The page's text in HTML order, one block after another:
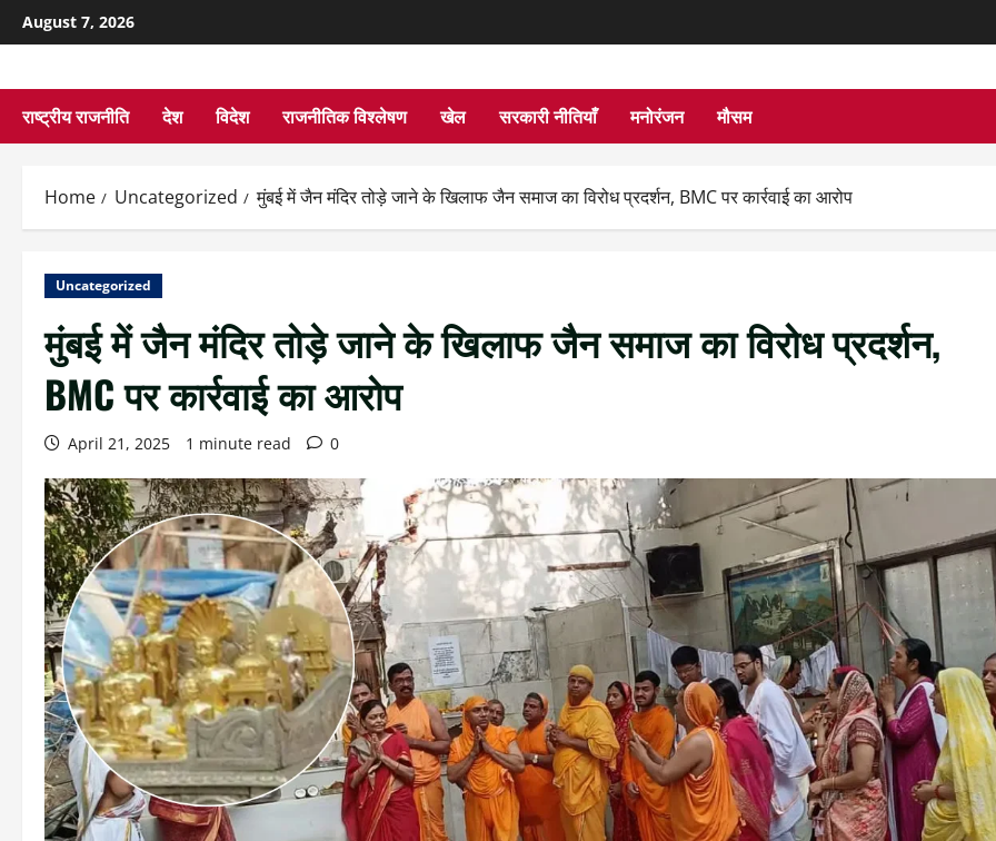
August 7, 2026
राष्ट्रीय राजनीति देश विदेश राजनीतिक विश्लेषण खेल सरकारी नीतियाँ मनोरंजन मौसम
Home Uncategorized मुंबई में जैन मंदिर तोड़े जाने के खिलाफ जैन समाज का विरोध प्रदर्शन, BMC पर कार्रवाई का आरोप
Uncategorized
मुंबई में जैन मंदिर तोड़े जाने के खिलाफ जैन समाज का विरोध प्रदर्शन,
BMC पर कार्रवाई का आरोप
April 21, 2025 1 minute read 0